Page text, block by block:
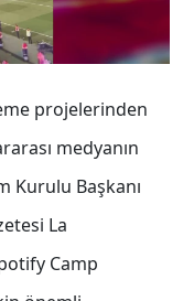
projelerinden
medyanın
Kurulu Başkanı
La
Camp